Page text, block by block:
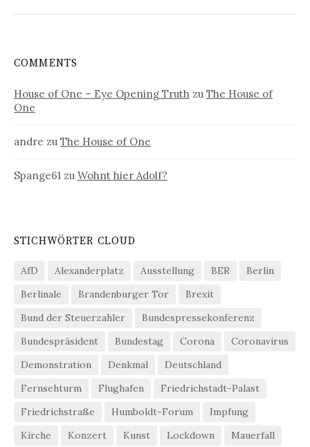
COMMENTS
House of One – Eye Opening Truth zu The House of
One
andre zu The House of One
Spange61 zu Wohnt hier Adolf?
STICHWÖRTER CLOUD
AfD Alexanderplatz Ausstellung BER
Berlin
Berlinale
Brandenburger Tor
Brexit
Bund der Steuerzahler
Bundespressekonferenz
Bundespräsident
Bundestag Corona
Coronavirus
Demonstration
Denkmal
Deutschland
Fernsehturm
Flughafen
Friedrichstadt-Palast
Friedrichstraße
Humboldt-Forum
Impfung
Kirche
Konzert Kunst Lockdown Mauerfall